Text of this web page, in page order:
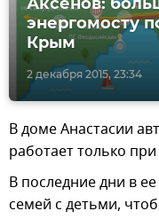
2 декабря 2015, 23:34
энергомосту
Крым
В доме Анастасии
работает только
В последние дни в
семей с детьми,